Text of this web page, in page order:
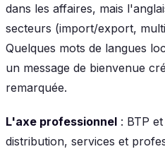
dans les affaires, mais
secteurs (import/export,
Quelques mots de langues
un message de bienvenue
remarquée.
L'axe professionnel : BTP
distribution, services et